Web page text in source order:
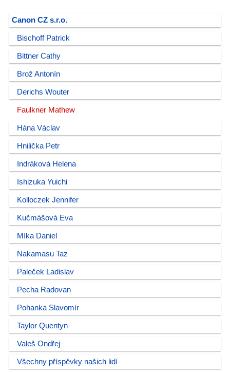
Canon CZ s.r.o.
Bischoff Patrick
Bittner Cathy
Brož Antonín
Derichs Wouter
Faulkner Mathew
Hána Václav
Hnilička Petr
Indráková Helena
Ishizuka Yuichi
Kolloczek Jennifer
Kučmášová Eva
Míka Daniel
Nakamasu Taz
Paleček Ladislav
Pecha Radovan
Pohanka Slavomír
Taylor Quentyn
Valeš Ondřej
Všechny příspěvky našich lidí